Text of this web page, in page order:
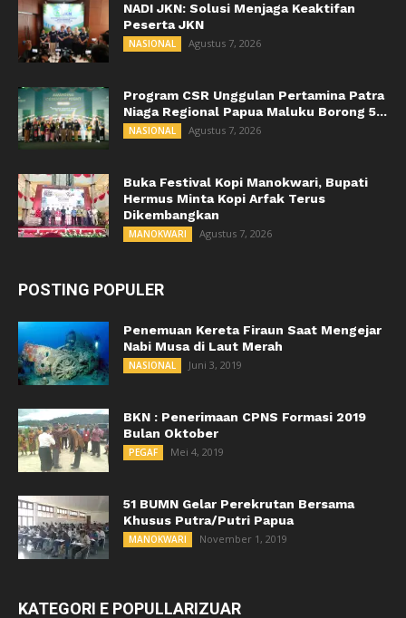
NADI JKN: Solusi Menjaga Keaktifan
Peserta JKN
NASIONAL Agustus 7, 2026
Program CSR Unggulan Pertamina Patra
Niaga Regional Papua Maluku Borong 5...
NASIONAL Agustus 7, 2026
Buka Festival Kopi Manokwari, Bupati
Hermus Minta Kopi Arfak Terus
Dikembangkan
MANOKWARI Agustus 7, 2026
POSTING POPULER
Penemuan Kereta Firaun Saat Mengejar
Nabi Musa di Laut Merah
NASIONAL Juni 3, 2019
BKN : Penerimaan CPNS Formasi 2019
Bulan Oktober
PEGAF Mei 4, 2019
51 BUMN Gelar Perekrutan Bersama
Khusus Putra/Putri Papua
MANOKWARI November 1, 2019
KATEGORI E POPULLARIZUAR